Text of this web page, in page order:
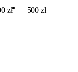
zł 500 zł